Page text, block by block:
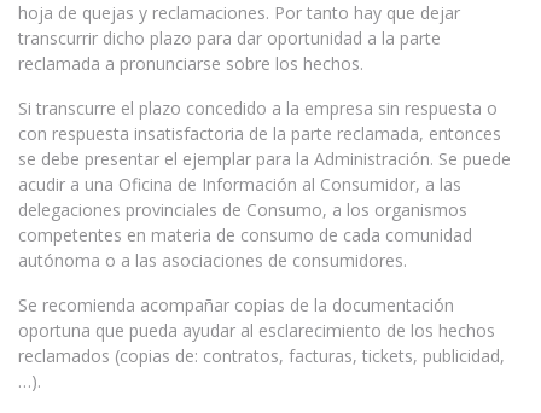
hoja de quejas y reclamaciones. Por tanto hay que dejar
transcurrir dicho plazo para dar oportunidad a la parte
reclamada a pronunciarse sobre los hechos.
Si transcurre el plazo concedido a la empresa sin respuesta o
con respuesta insatisfactoria de la parte reclamada, entonces
se debe presentar el ejemplar para la Administración. Se puede
acudir a una Oficina de Información al Consumidor, a las
delegaciones provinciales de Consumo, a los organismos
competentes en materia de consumo de cada comunidad
autónoma o a las asociaciones de consumidores.
Se recomienda acompañar copias de la documentación
oportuna que pueda ayudar al esclarecimiento de los hechos
reclamados (copias de: contratos, facturas, tickets, publicidad,
…).